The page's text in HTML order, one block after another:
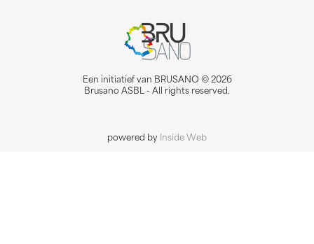
Een initiatief van BRUSANO © 2026
Brusano ASBL - All rights reserved.
powered by Inside Web